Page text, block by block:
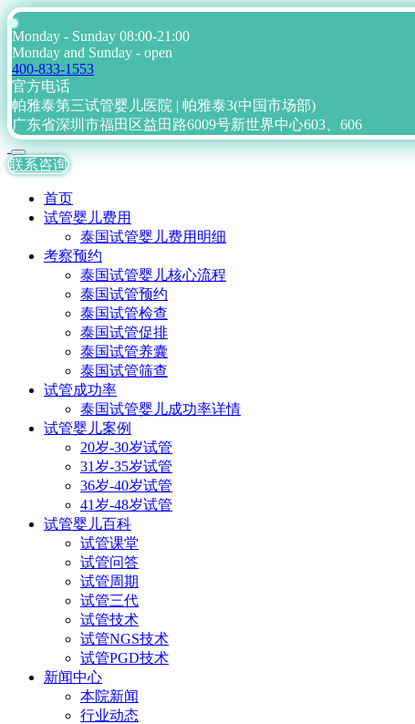
Monday - Sunday 08:00-21:00
Monday and Sunday - open
400-833-1553
官方电话
帕雅泰第三试管婴儿医院 | 帕雅泰3(中国市场部)
广东省深圳市福田区益田路6009号新世界中心603、606
联系咨询
首页
试管婴儿费用
泰国试管婴儿费用明细
考察预约
泰国试管婴儿核心流程
泰国试管预约
泰国试管检查
泰国试管促排
泰国试管养囊
泰国试管筛查
试管成功率
泰国试管婴儿成功率详情
试管婴儿案例
20岁-30岁试管
31岁-35岁试管
36岁-40岁试管
41岁-48岁试管
试管婴儿百科
试管课堂
试管问答
试管周期
试管三代
试管技术
试管NGS技术
试管PGD技术
新闻中心
本院新闻
行业动态